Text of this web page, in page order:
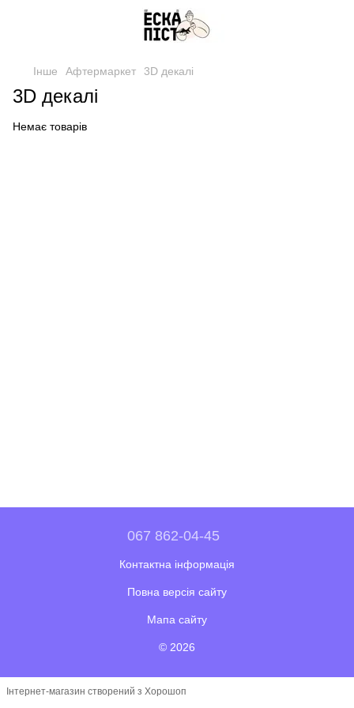
Інше Афтермаркет 3D декалі
3D декалі
Немає товарів
067 862-04-45
Контактна інформація
Повна версія сайту
Мапа сайту
© 2026
Інтернет-магазин створений з Хорошоп